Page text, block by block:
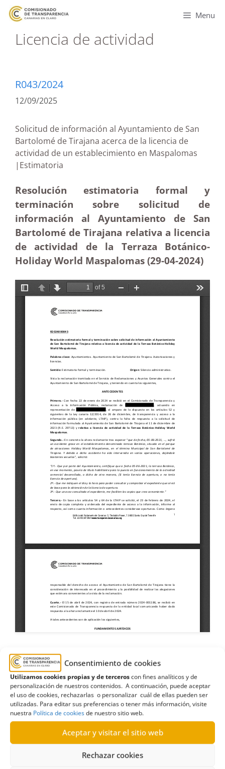
Consentimiento de cookies
Utilizamos cookies propias y de terceroscon fines analíticos y de
personalización de nuestros contenidos. A continuación, puede aceptar
el uso de cookies, rechazarlas o personalizar cuál de ellas pueden ser
utilizadas. Para editar sus preferencias o tener más información, visite
nuestra Política de cookiesde nuestro sitio web.
Aceptar y visitar el sitio web
Rechazar cookies
Menu
Licencia de actividad
R043/2024
12/09/2025
Solicitud de información al Ayuntamiento de San
Bartolomé de Tirajana acerca de la licencia de
actividad de un establecimiento en Maspalomas
|Estimatoria
Resolución estimatoria formal y
terminación sobre solicitud de
información al Ayuntamiento de San
Bartolomé de Tirajana relativa a licencia
de actividad de la Terraza Botánico-
Holiday World Maspalomas (29-04-2024)
2024,Ayuntamiento
Bartolomé,estimatoria formal,Licencia de
actividad,Terminación